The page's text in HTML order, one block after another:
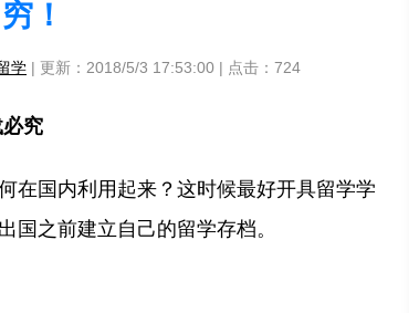
穷！
学 | 更新：2018/5/3 17:53:00 | 点击： 724
究
在国内利用起来？这时候最好开具留学学
国之前建立自己的留学存档。